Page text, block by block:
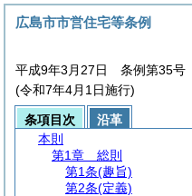
広島市市営住宅等条例
平成9年3月27日 条例第35号
(令和7年4月1日施行)
条項目次
沿革
本則
第1章
総則
第1条(趣旨)
第2条(定義)